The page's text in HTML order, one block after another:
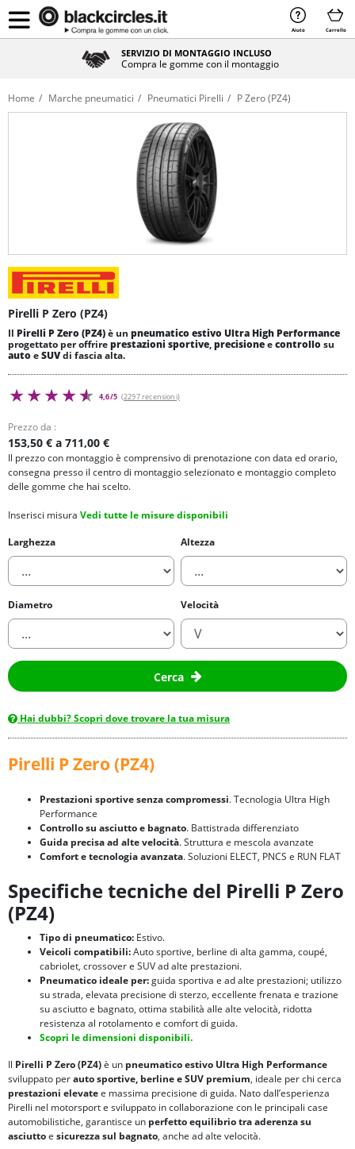
Aiuto Carrello
SERVIZIO DI MONTAGGIO INCLUSO
Compra le gomme con il montaggio
Home Marche pneumatici Pneumatici Pirelli P Zero (PZ4)
Pirelli P Zero (PZ4)
Il Pirelli P Zero (PZ4)è un pneumatico estivo Ultra High Performance
progettato per offrireprestazioni sportive,precisioneecontrollo su
auto eSUVdi fascia alta.
4,6/5 (2297 recensioni)
Prezzo da :
153,50 € a 711,00 €
Il prezzo con montaggio è comprensivo di prenotazione con data ed orario,
consegna presso il centro di montaggio selezionato e montaggio completo
delle gomme che hai scelto.
Inserisci misura Vedi tutte le misure disponibili
Larghezza
Altezza
Diametro Velocità
Cerca
Hai dubbi? Scopri dove trovare la tua misura
Pirelli P Zero (PZ4)
Prestazioni sportive senza compromessi. Tecnologia Ultra High
Performance
Controllo su asciutto e bagnato. Battistrada differenziato
Guida precisa ad alte velocità. Struttura e mescola avanzate
Comfort e tecnologia avanzata. Soluzioni ELECT, PNCS e RUN FLAT
Specifiche tecniche del Pirelli P Zero
(PZ4)
Tipo di pneumatico: Estivo.
Veicoli compatibili:Auto sportive, berline di alta gamma, coupé,
cabriolet, crossover e SUV ad alte prestazioni.
Pneumatico ideale per:guida sportiva e ad alte prestazioni; utilizzo
su strada, elevata precisione di sterzo, eccellente frenata e trazione
su asciutto e bagnato, ottima stabilità alle alte velocità, ridotta
resistenza al rotolamento e comfort di guida.
Scopri le dimensioni disponibili.
Il Pirelli P Zero (PZ4)è un pneumatico estivo Ultra High Performance
sviluppato perauto sportive, berline e SUV premium, ideale per chi cerca
prestazioni elevatee massima precisione di guida. Nato dall’esperienza
Pirelli nel motorsport e sviluppato in collaborazione con le principali case
automobilistiche, garantisce un perfetto equilibrio traaderenza su
asciuttoe sicurezza sul bagnato, anche ad alte velocità.